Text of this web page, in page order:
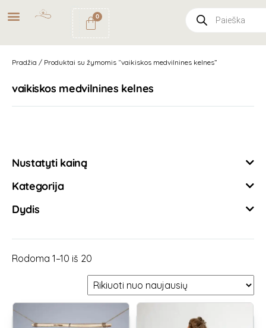
NEMOKAMAS
PRISTATYMAS
PAŠTOMATU
UŽSAKYMAMS NUO
0
Pradžia / Produktai su žymomis “vaikiskos medvilnines kelnes”
vaikiskos medvilnines kelnes
Nustatyti kainą
Kategorija
Dydis
Rodoma 1–10 iš 20